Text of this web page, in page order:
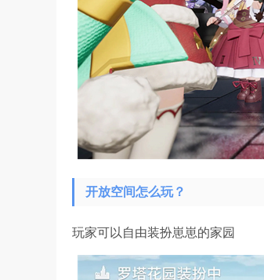
开放空间怎么玩？
玩家可以自由装扮崽崽的家园